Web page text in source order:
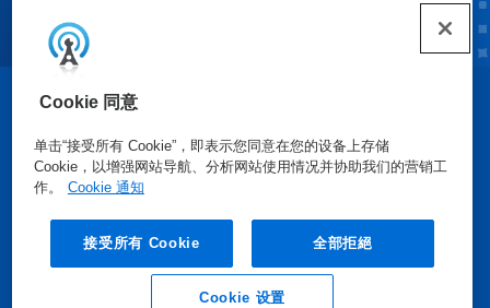
Cookie 同意
单击“接受所有 Cookie”，即表示您同意在您的设备上存储
Cookie，以增强网站导航、分析网站使用情况并协助我们的营销工
作。
Cookie 通知
接受所有 Cookie 全部拒絕
Cookie 设置
31010702002902 号
安全数据表 | 隐私政策|使用条款